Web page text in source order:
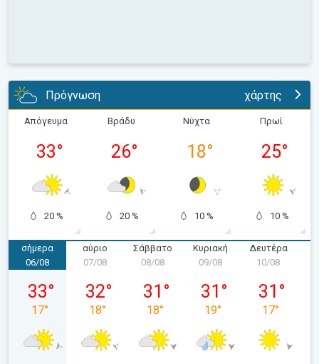
Πρόγνωση χάρτης
Απόγευμα
33°
20 %
Βράδυ
26°
20 %
Νύχτα
18°
10 %
Πρωί
25°
10 %
σήμερα
Πέμπτη 06/08
06/08
33°
17°
αύριο
Παρασκευή 07/08
07/08
32°
18°
Σάββατο
Σάββατο 08/08
08/08
31 °
18°
Κυριακή
Κυριακή 09/08
09/08
31 °
19°
Δευτέρα
10/08
31 °
17°